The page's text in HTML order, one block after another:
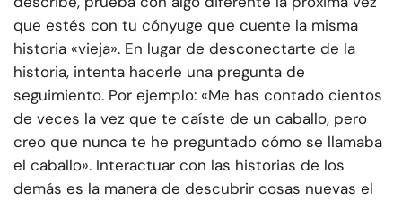
que estés con tu cónyuge que cuente la misma
historia «vieja». En lugar de desconectarte de la
historia, intenta hacerle una pregunta de
seguimiento. Por ejemplo: «Me has contado cientos
de veces la vez que te caíste de un caballo, pero
creo que nunca te he preguntado cómo se llamaba
el caballo». Interactuar con las historias de los
demás es la manera de descubrir cosas nuevas el